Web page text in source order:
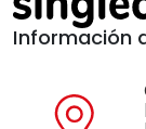
Información